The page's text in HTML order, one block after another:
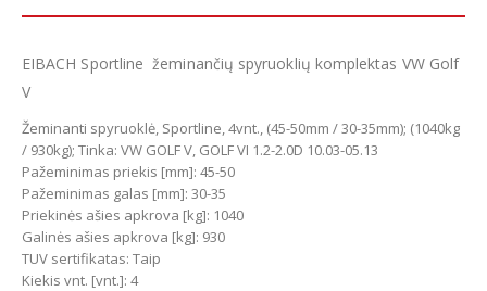
EIBACH Sportline žeminančių spyruoklių komplektas VW Golf
V
Žeminanti spyruoklė, Sportline, 4vnt., (45-50mm / 30-35mm); (1040kg
/ 930kg); Tinka: VW GOLF V, GOLF VI 1.2-2.0D 10.03-05.13
Pažeminimas priekis [mm]: 45-50
Pažeminimas galas [mm]: 30-35
Priekinės ašies apkrova [kg]: 1040
Galinės ašies apkrova [kg]: 930
TUV sertifikatas: Taip
Kiekis vnt. [vnt.]: 4